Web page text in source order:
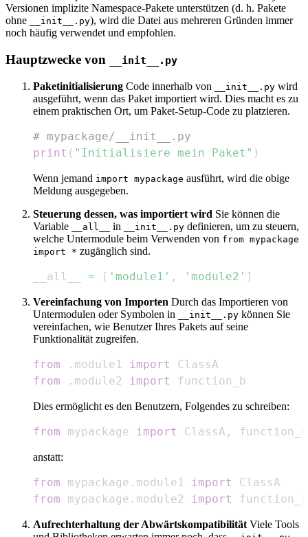
Versionen implizite Namespace-Pakete unterstützen (d. h. Pakete
ohne
__init__.py), wird die Datei aus mehreren Gründen immer
noch häufig verwendet und empfohlen.
Hauptzwecke von __init__.py
Paketinitialisierung Code innerhalb von __init__.py wird
ausgeführt, wenn das Paket importiert wird. Dies macht es zu
einem praktischen Ort, um Paket-Setup-Code zu platzieren.
# mypackage/__init__.py
print ( "Initialisiere mein Paket" )
Wenn jemand import mypackage ausführt, wird die obige
Meldung ausgegeben.
Steuerung dessen, was importiert wird Sie können die
Variable
__all__ in __init__.py definieren, um zu steuern,
welche Untermodule beim Verwenden von from mypackage
import * zugänglich sind.
__all__ = [ 'module1' , 'module2' ]
Vereinfachung von Importen Durch das Importieren von
Untermodulen oder Symbolen in
__init__.py können Sie
vereinfachen, wie Benutzer Ihres Pakets auf seine
Funktionalität zugreifen.
from . module1 import
from
. module2 import function_b
Dies ermöglicht es den Benutzern, Folgendes zu schreiben:
from mypackage import ClassA , function_b
anstatt:
from mypackage . module1 import
from mypackage . module2 import function_b
Aufrechterhaltung der Abwärtskompatibilität Viele Tools